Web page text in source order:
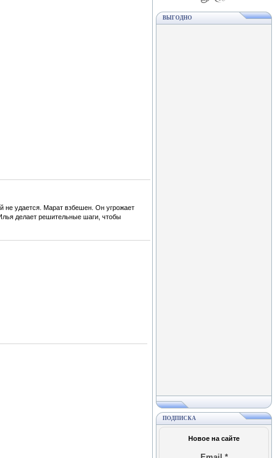
не удается. Марат взбешен. Он угрожает
делает решительные шаги, чтобы
ВЫГОДНО
ПОДПИСКА
Новое на сайте